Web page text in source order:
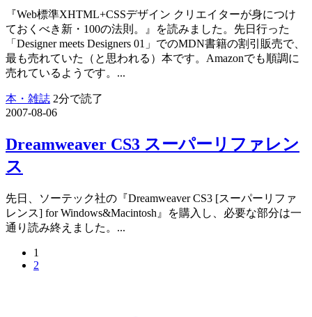
『Web標準XHTML+CSSデザイン クリエイターが身につけ
ておくべき新・100の法則。』を読みました。先日行った
「Designer meets Designers 01」でのMDN書籍の割引販売で、
最も売れていた（と思われる）本です。Amazonでも順調に
売れているようです。...
本・雑誌 2分で読了
2007-08-06
Dreamweaver CS3 スーパーリファレン
ス
先日、ソーテック社の『Dreamweaver CS3 [スーパーリファ
レンス] for Windows&Macintosh』を購入し、必要な部分は一
通り読み終えました。...
1
2